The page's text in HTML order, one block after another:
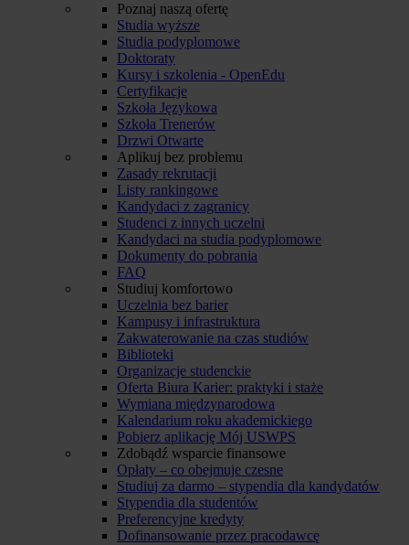
Poznaj naszą ofertę
Studia wyższe
Studia podyplomowe
Doktoraty
Kursy i szkolenia - OpenEdu
Certyfikacje
Szkoła Językowa
Szkoła Trenerów
Drzwi Otwarte
Aplikuj bez problemu
Zasady rekrutacji
Listy rankingowe
Kandydaci z zagranicy
Studenci z innych uczelni
Kandydaci na studia podyplomowe
Dokumenty do pobrania
FAQ
Studiuj komfortowo
Uczelnia bez barier
Kampusy i infrastruktura
Zakwaterowanie na czas studiów
Biblioteki
Organizacje studenckie
Oferta Biura Karier: praktyki i staże
Wymiana międzynarodowa
Kalendarium roku akademickiego
Pobierz aplikację Mój USWPS
Zdobądź wsparcie finansowe
Opłaty – co obejmuje czesne
Studiuj za darmo – stypendia dla kandydatów
Stypendia dla studentów
Preferencyjne kredyty
Dofinansowanie przez pracodawcę